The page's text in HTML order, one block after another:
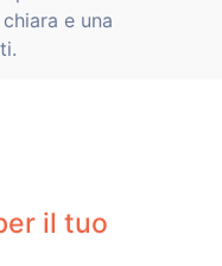
e una
il tuo